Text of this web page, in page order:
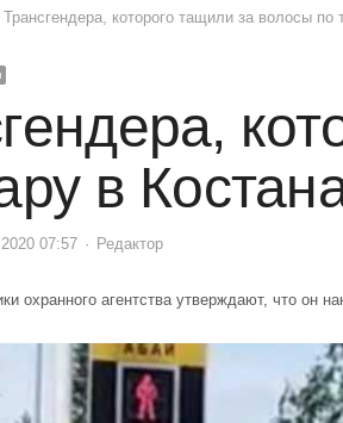
Трансгендера, которого тащили за волосы
в
07:57 Author
Редактор
охранного агентства утверждают, что он